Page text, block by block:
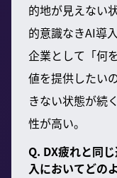
的地が見えない
的意識なきAI導
企業として「何
値を提供したい
きない状態が続
性が高い。
Q. DX疲れと同
入においてどの